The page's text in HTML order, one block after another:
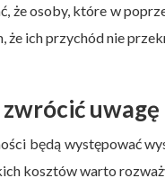
że osoby, które w
że ich przychód nie
zwrócić
będą występować
kosztów warto